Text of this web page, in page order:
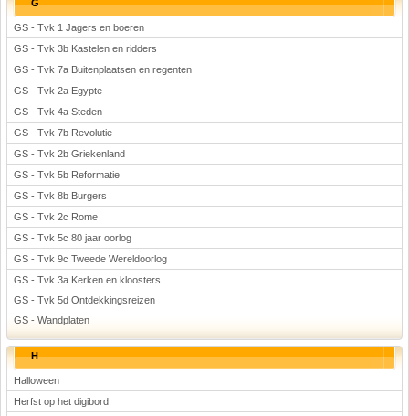
G
GS - Tvk 1 Jagers en boeren
GS - Tvk 3b Kastelen en ridders
GS - Tvk 7a Buitenplaatsen en regenten
GS - Tvk 2a Egypte
GS - Tvk 4a Steden
GS - Tvk 7b Revolutie
GS - Tvk 2b Griekenland
GS - Tvk 5b Reformatie
GS - Tvk 8b Burgers
GS - Tvk 2c Rome
GS - Tvk 5c 80 jaar oorlog
GS - Tvk 9c Tweede Wereldoorlog
GS - Tvk 3a Kerken en kloosters
GS - Tvk 5d Ontdekkingsreizen
GS - Wandplaten
H
Halloween
Herfst op het digibord